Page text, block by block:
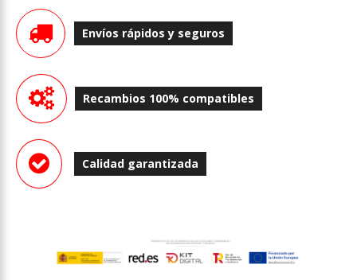
Envíos rápidos y seguros
Recambios 100% compatibles
Calidad garantizada